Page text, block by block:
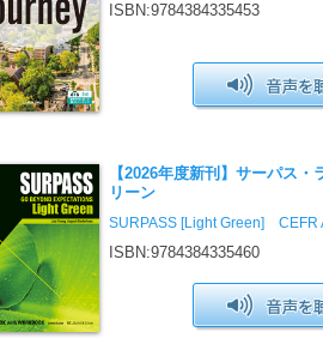
ISBN:9784384335453
【2026年度新刊】サーパス・
リーン
SURPASS [Light Green] CEFR
ISBN:9784384335460